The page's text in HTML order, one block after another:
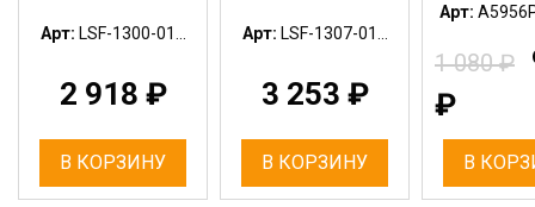
Арт: LSF-1300-01...
2 918 ₽
В КОРЗИНУ
Арт: LSF-1307-01...
3 253 ₽
В КОРЗИНУ
Арт:
1 080₽
₽
В